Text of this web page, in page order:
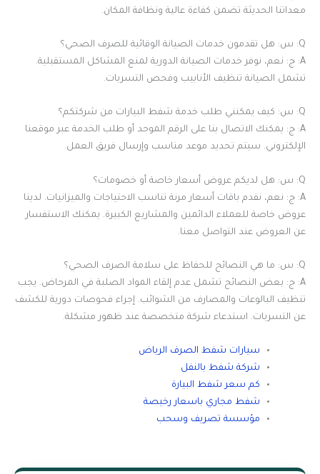
معداتنا الحديثة تضمن كفاءة عالية ونظافة المكان.
Q: س: هل تقدمون خدمات الصيانة الوقائية للصرف الصحي؟
A: ج: نعم، نوفر خدمات الصيانة الدورية لمنع المشاكل المستقبلية.
تشمل الصيانة تنظيف الأنابيب وفحص التسربات.
Q: س: كيف يمكنني طلب خدمة شفط البيارات من شركتكم؟
A: ج: يمكنك الاتصال بنا على الرقم الموحد أو طلب الخدمة عبر موقعنا
الإلكتروني. سيتم تحديد موعد مناسب وإرسال فريق العمل.
Q: س: هل لديكم عروض أسعار خاصة أو خصومات؟
A: ج: نعم، نقدم باقات أسعار مرنة تناسب الاحتياجات والميزانيات. لدينا
عروض خاصة للعملاء الدائمين والمشاريع الكبيرة. يمكنك الاستفسار
عن العروض عند التواصل معنا.
Q: س: ما هي النصائح للحفاظ على سلامة الصرف الصحي؟
A: ج: بعض النصائح تشمل عدم إلقاء المواد الصلبة في المرحاض. يجب
تنظيف البالوعات والمصارف من الشوائب. إجراء فحوصات دورية للكشف
عن التسربات. استدعاء شركة متخصصة عند ظهور مشكلة.
سيارات شفط الصرف الرياض
شركة شفط بالنفل
كم سعر شفط البيارة
شفط مجاري باسعار رخيصة
مؤسسة تصريف وسحب